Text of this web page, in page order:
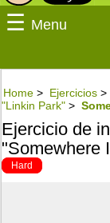
☰ Menu
Home > Ejercicios >
"Linkin Park" >
Ejercicio de
"Somewhere
Hard